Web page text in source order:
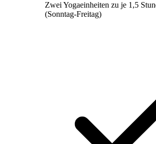
Zwei Yogaeinheiten zu je 1,5
(Sonntag-Freitag)